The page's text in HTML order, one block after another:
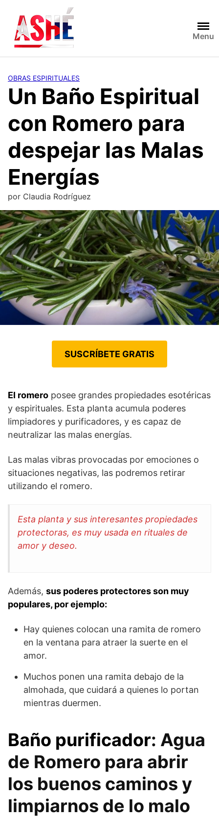
contenido
Menu
OBRAS ESPIRITUALES
Un Baño Espiritual
con Romero para
despejar las Malas
Energías
por Claudia Rodríguez
SUSCRÍBETE GRATIS
El romero posee grandes propiedades esotéricas
y espirituales. Esta planta acumula poderes
limpiadores y purificadores, y es capaz de
neutralizar las malas energías.
Las malas vibras provocadas por emociones o
situaciones negativas, las podremos retirar
utilizando el romero.
Esta planta y sus interesantes propiedades
protectoras, es muy usada en rituales de
amor y deseo.
Además, sus poderes protectores son muy
populares, por ejemplo:
Hay quienes colocan una ramita de romero
en la ventana para atraer la suerte en el
amor.
Muchos ponen una ramita debajo de la
almohada, que cuidará a quienes lo portan
mientras duermen.
Baño purificador: Agua
de Romero para abrir
los buenos caminos y
limpiarnos de lo malo